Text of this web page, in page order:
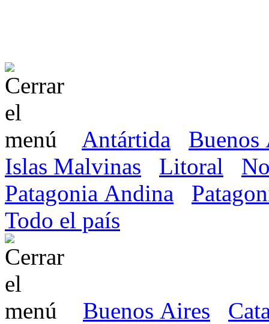
Antártida
Buenos
Islas Malvinas
Litoral
Patagonia Andina
Todo el país
Buenos Aires